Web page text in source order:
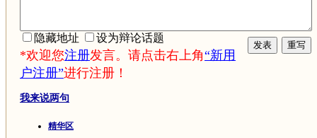
隐藏地址 设为辩论话题
*欢迎您注册发言。请点击右上角“新用
户注册”进行注册！
我来说两句
精华区